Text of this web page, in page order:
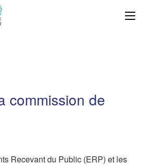
Ogest – La solution
Centralisez, suivez et maîtrisez vos
commission de
Recevant du Public (ERP) et les